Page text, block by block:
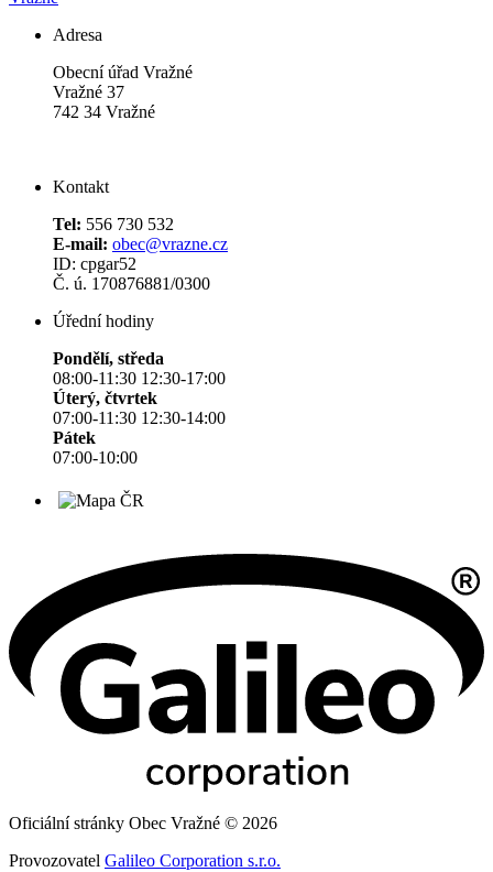
Adresa
Obecní úřad Vražné
Vražné 37
742 34 Vražné
Kontakt
Tel: 556 730 532
E-mail: obec@vrazne.cz
ID: cpgar52
Č. ú. 170876881/0300
Úřední hodiny
Pondělí, středa
08:00-11:30 12:30-17:00
Úterý, čtvrtek
07:00-11:30 12:30-14:00
Pátek
07:00-10:00
Oficiální stránky Obec Vražné © 2026
Provozovatel Galileo Corporation s.r.o.